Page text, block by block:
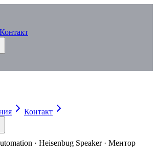
Контакт
Контакт
· Heisenbug Speaker · Ментор